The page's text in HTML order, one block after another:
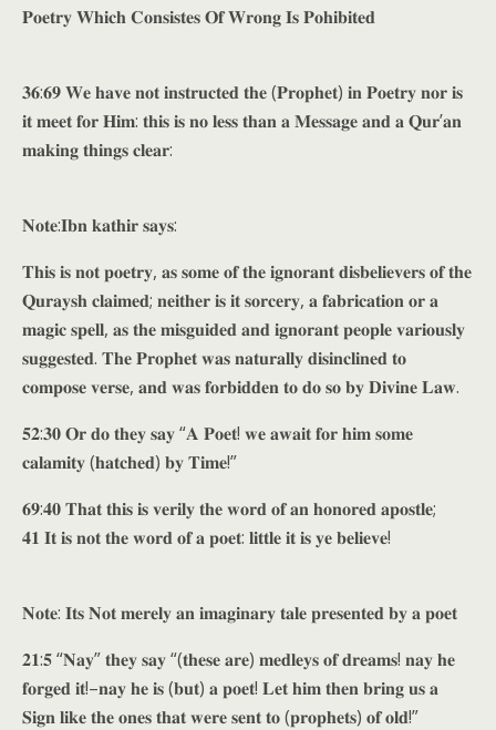
𝐏𝐨𝐞𝐭𝐫𝐲 𝐖𝐡𝐢𝐜𝐡 𝐂𝐨𝐧𝐬𝐢𝐬𝐭𝐞𝐬 𝐎𝐟 𝐖𝐫𝐨𝐧𝐠 𝐈𝐬 𝐏𝐨𝐡𝐢𝐛𝐢𝐭𝐞𝐝
𝟑𝟔:𝟔𝟗 𝐖𝐞 𝐡𝐚𝐯𝐞 𝐧𝐨𝐭 𝐢𝐧𝐬𝐭𝐫𝐮𝐜𝐭𝐞𝐝 𝐭𝐡𝐞 (𝐏𝐫𝐨𝐩𝐡𝐞𝐭) 𝐢𝐧 𝐏𝐨𝐞𝐭𝐫𝐲 𝐧𝐨𝐫 𝐢𝐬
𝐢𝐭 𝐦𝐞𝐞𝐭 𝐟𝐨𝐫 𝐇𝐢𝐦: 𝐭𝐡𝐢𝐬 𝐢𝐬 𝐧𝐨 𝐥𝐞𝐬𝐬 𝐭𝐡𝐚𝐧 𝐚 𝐌𝐞𝐬𝐬𝐚𝐠𝐞 𝐚𝐧𝐝 𝐚 𝐐𝐮𝐫’𝐚𝐧
𝐦𝐚𝐤𝐢𝐧𝐠 𝐭𝐡𝐢𝐧𝐠𝐬 𝐜𝐥𝐞𝐚𝐫:
𝐍𝐨𝐭𝐞:𝐈𝐛𝐧 𝐤𝐚𝐭𝐡𝐢𝐫 𝐬𝐚𝐲𝐬:
𝐓𝐡𝐢𝐬 𝐢𝐬 𝐧𝐨𝐭 𝐩𝐨𝐞𝐭𝐫𝐲, 𝐚𝐬 𝐬𝐨𝐦𝐞 𝐨𝐟 𝐭𝐡𝐞 𝐢𝐠𝐧𝐨𝐫𝐚𝐧𝐭 𝐝𝐢𝐬𝐛𝐞𝐥𝐢𝐞𝐯𝐞𝐫𝐬 𝐨𝐟 𝐭𝐡𝐞
𝐐𝐮𝐫𝐚𝐲𝐬𝐡 𝐜𝐥𝐚𝐢𝐦𝐞𝐝; 𝐧𝐞𝐢𝐭𝐡𝐞𝐫 𝐢𝐬 𝐢𝐭 𝐬𝐨𝐫𝐜𝐞𝐫𝐲, 𝐚 𝐟𝐚𝐛𝐫𝐢𝐜𝐚𝐭𝐢𝐨𝐧 𝐨𝐫 𝐚
𝐦𝐚𝐠𝐢𝐜 𝐬𝐩𝐞𝐥𝐥, 𝐚𝐬 𝐭𝐡𝐞 𝐦𝐢𝐬𝐠𝐮𝐢𝐝𝐞𝐝 𝐚𝐧𝐝 𝐢𝐠𝐧𝐨𝐫𝐚𝐧𝐭 𝐩𝐞𝐨𝐩𝐥𝐞 𝐯𝐚𝐫𝐢𝐨𝐮𝐬𝐥𝐲
𝐬𝐮𝐠𝐠𝐞𝐬𝐭𝐞𝐝. 𝐓𝐡𝐞 𝐏𝐫𝐨𝐩𝐡𝐞𝐭 𝐰𝐚𝐬 𝐧𝐚𝐭𝐮𝐫𝐚𝐥𝐥𝐲 𝐝𝐢𝐬𝐢𝐧𝐜𝐥𝐢𝐧𝐞𝐝 𝐭𝐨
𝐜𝐨𝐦𝐩𝐨𝐬𝐞 𝐯𝐞𝐫𝐬𝐞, 𝐚𝐧𝐝 𝐰𝐚𝐬 𝐟𝐨𝐫𝐛𝐢𝐝𝐝𝐞𝐧 𝐭𝐨 𝐝𝐨 𝐬𝐨 𝐛𝐲 𝐃𝐢𝐯𝐢𝐧𝐞 𝐋𝐚𝐰.
𝟓𝟐:𝟑𝟎 𝐎𝐫 𝐝𝐨 𝐭𝐡𝐞𝐲 𝐬𝐚𝐲 “𝐀 𝐏𝐨𝐞𝐭! 𝐰𝐞 𝐚𝐰𝐚𝐢𝐭 𝐟𝐨𝐫 𝐡𝐢𝐦 𝐬𝐨𝐦𝐞
𝐜𝐚𝐥𝐚𝐦𝐢𝐭𝐲 (𝐡𝐚𝐭𝐜𝐡𝐞𝐝) 𝐛𝐲 𝐓𝐢𝐦𝐞!”
𝟔𝟗:𝟒𝟎 𝐓𝐡𝐚𝐭 𝐭𝐡𝐢𝐬 𝐢𝐬 𝐯𝐞𝐫𝐢𝐥𝐲 𝐭𝐡𝐞 𝐰𝐨𝐫𝐝 𝐨𝐟 𝐚𝐧 𝐡𝐨𝐧𝐨𝐫𝐞𝐝 𝐚𝐩𝐨𝐬𝐭𝐥𝐞;
𝟒𝟏 𝐈𝐭 𝐢𝐬 𝐧𝐨𝐭 𝐭𝐡𝐞 𝐰𝐨𝐫𝐝 𝐨𝐟 𝐚 𝐩𝐨𝐞𝐭: 𝐥𝐢𝐭𝐭𝐥𝐞 𝐢𝐭 𝐢𝐬 𝐲𝐞 𝐛𝐞𝐥𝐢𝐞𝐯𝐞!
𝐍𝐨𝐭𝐞: 𝐈𝐭𝐬 𝐍𝐨𝐭 𝐦𝐞𝐫𝐞𝐥𝐲 𝐚𝐧 𝐢𝐦𝐚𝐠𝐢𝐧𝐚𝐫𝐲 𝐭𝐚𝐥𝐞 𝐩𝐫𝐞𝐬𝐞𝐧𝐭𝐞𝐝 𝐛𝐲 𝐚 𝐩𝐨𝐞𝐭
𝟐𝟏:𝟓 “𝐍𝐚𝐲” 𝐭𝐡𝐞𝐲 𝐬𝐚𝐲 “(𝐭𝐡𝐞𝐬𝐞 𝐚𝐫𝐞) 𝐦𝐞𝐝𝐥𝐞𝐲𝐬 𝐨𝐟 𝐝𝐫𝐞𝐚𝐦𝐬! 𝐧𝐚𝐲 𝐡𝐞
𝐟𝐨𝐫𝐠𝐞𝐝 𝐢𝐭!–𝐧𝐚𝐲 𝐡𝐞 𝐢𝐬 (𝐛𝐮𝐭) 𝐚 𝐩𝐨𝐞𝐭! 𝐋𝐞𝐭 𝐡𝐢𝐦 𝐭𝐡𝐞𝐧 𝐛𝐫𝐢𝐧𝐠 𝐮𝐬 𝐚
𝐒𝐢𝐠𝐧 𝐥𝐢𝐤𝐞 𝐭𝐡𝐞 𝐨𝐧𝐞𝐬 𝐭𝐡𝐚𝐭 𝐰𝐞𝐫𝐞 𝐬𝐞𝐧𝐭 𝐭𝐨 (𝐩𝐫𝐨𝐩𝐡𝐞𝐭𝐬) 𝐨𝐟 𝐨𝐥𝐝!”